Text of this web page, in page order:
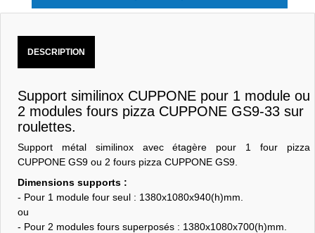
DESCRIPTION
Support similinox CUPPONE pour 1 module ou
2 modules fours pizza CUPPONE GS9-33 sur
roulettes.
Support métal similinox avec étagère pour 1 four pizza
CUPPONE GS9 ou 2 fours pizza CUPPONE GS9.
Dimensions supports :
- Pour 1 module four seul : 1380x1080x940(h)mm.
ou
- Pour 2 modules fours superposés : 1380x1080x700(h)mm.